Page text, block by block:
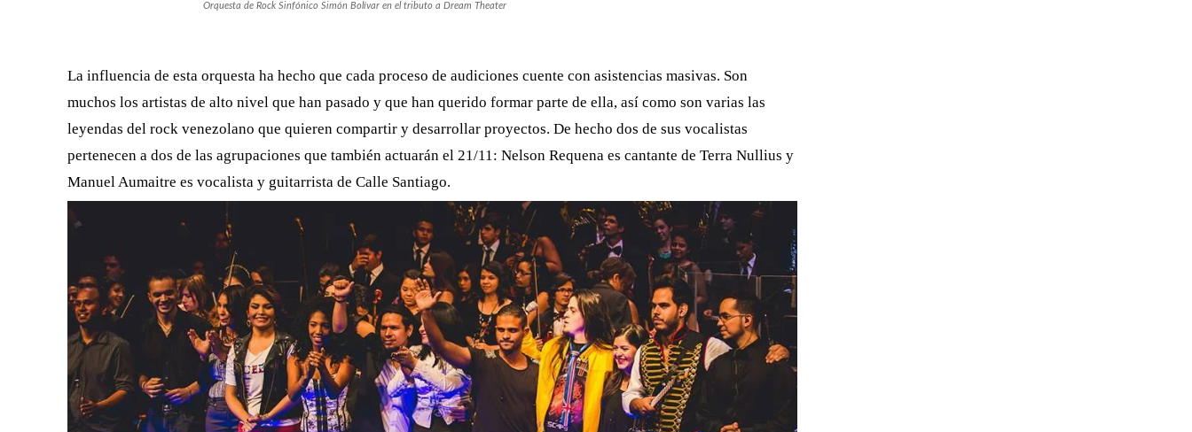
Orquesta de Rock Sinfónico Simón Bolívar en el tributo a Dream Theater
La influencia de esta orquesta ha hecho que cada proceso de audiciones cuente con asistencias masivas. Son
muchos los artistas de alto nivel que han pasado y que han querido formar parte de ella, así como son varias las
leyendas del rock venezolano que quieren compartir y desarrollar proyectos. De hecho dos de sus vocalistas
pertenecen a dos de las agrupaciones que también actuarán el 21/11: Nelson Requena es cantante de Terra Nullius y
Manuel Aumaitre es vocalista y guitarrista de Calle Santiago.